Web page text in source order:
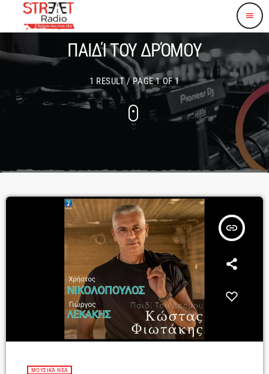
menu
ΠΑΙΔΊ ΤΟΥ ΔΡΌΜΟΥ
1 RESULT / PAGE 1 OF 1
insert_link
ΜΟΥΣΙΚΆ ΝΈΑ